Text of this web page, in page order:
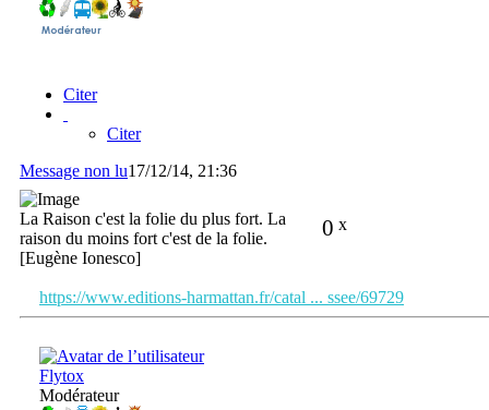
Citer
Citer
Message non lu17/12/14, 21:36
0 x
La Raison c'est la folie du plus fort. La
raison du moins fort c'est de la folie.
[Eugène Ionesco]
https://www.editions-harmattan.fr/catal ... ssee/69729
Flytox
Modérateur